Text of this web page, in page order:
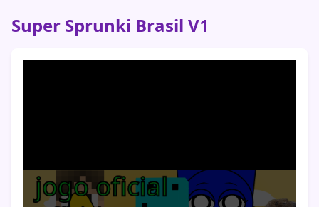
Super Sprunki Brasil V1